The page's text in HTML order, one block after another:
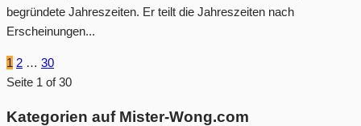
begründete Jahreszeiten. Er teilt die Jahreszeiten nach
Erscheinungen...
1 2 … 30
Seite 1 of 30
Kategorien auf Mister-Wong.com